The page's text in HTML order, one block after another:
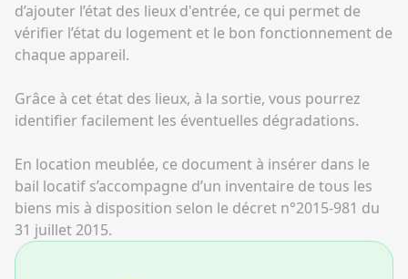
d’ajouter l’état des lieux d'entrée, ce qui permet de
vérifier l’état du logement et le bon fonctionnement de
chaque appareil.
Grâce à cet état des lieux, à la sortie, vous pourrez
identifier facilement les éventuelles dégradations.
En location meublée, ce document à insérer dans le
bail locatif s’accompagne d’un inventaire de tous les
biens mis à disposition selon le décret n°2015-981 du
31 juillet 2015.